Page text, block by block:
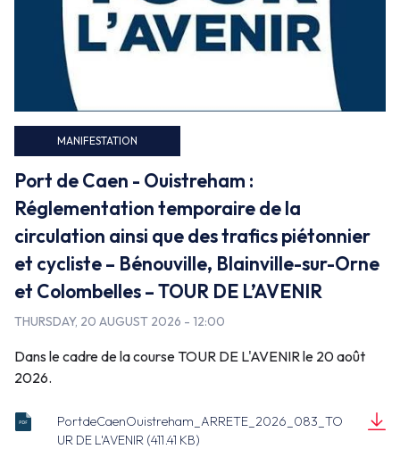
MANIFESTATION
Port de Caen - Ouistreham :
Réglementation temporaire de la
circulation ainsi que des trafics piétonnier
et cycliste – Bénouville, Blainville-sur-Orne
et Colombelles – TOUR DE L’AVENIR
THURSDAY, 20 AUGUST 2026 - 12:00
Dans le cadre de la course TOUR DE L'AVENIR le 20 août
2026.
PortdeCaenOuistreham_ARRETE_2026_083_TO
UR DE L'AVENIR (411.41 KB)
ARRETE_2026_083_CO_MANIF_TOUR